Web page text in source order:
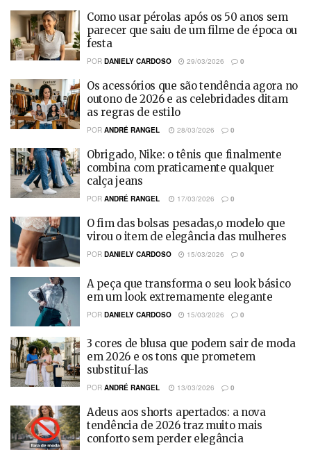
Como usar pérolas após os 50 anos sem
parecer que saiu de um filme de época ou
festa
POR DANIELY CARDOSO 29/03/2026 0
Os acessórios que são tendência agora no
outono de 2026 e as celebridades ditam
as regras de estilo
POR ANDRÉ RANGEL 28/03/2026 0
Obrigado, Nike: o tênis que finalmente
combina com praticamente qualquer
calça jeans
POR ANDRÉ RANGEL 17/03/2026 0
O fim das bolsas pesadas,o modelo que
virou o item de elegância das mulheres
POR DANIELY CARDOSO 15/03/2026 0
A peça que transforma o seu look básico
em um look extremamente elegante
POR DANIELY CARDOSO 15/03/2026 0
3 cores de blusa que podem sair de moda
em 2026 e os tons que prometem
substituí-las
POR ANDRÉ RANGEL 13/03/2026 0
Adeus aos shorts apertados: a nova
tendência de 2026 traz muito mais
conforto sem perder elegância